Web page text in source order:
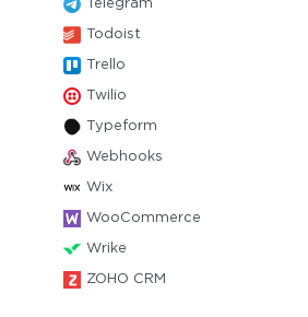
Telegram
Todoist
Trello
Twilio
Typeform
Webhooks
Wix
WooCommerce
Wrike
ZOHO CRM